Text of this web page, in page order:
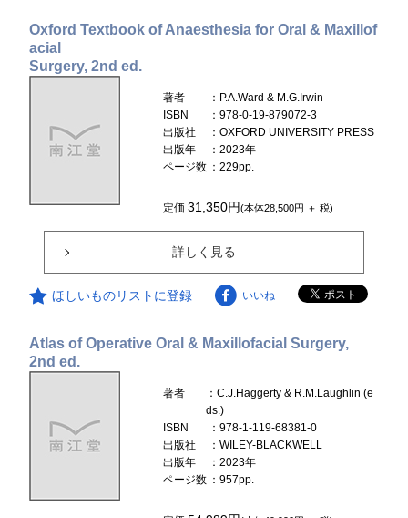
Oxford Textbook of Anaesthesia for Oral & Maxillof
acial
Surgery, 2nd ed.
著者
：P.A.Ward & M.G.Irwin
ISBN
：978-0-19-879072-3
出版社
：OXFORD UNIVERSITY PRESS
出版年
：2023年
ページ数 ：229pp.
定価31,350円(本体28,500円 ＋ 税)
詳しく見る
ほしいものリストに登録 いいね
Atlas of Operative Oral & Maxillofacial Surgery,
2nd ed.
著者
：C.J.Haggerty & R.M.Laughlin (e
ds.)
ISBN
：978-1-119-68381-0
出版社
：WILEY-BLACKWELL
出版年
：2023年
ページ数 ：957pp.